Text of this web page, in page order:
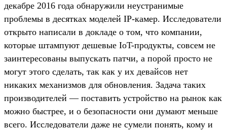
декабре 2016 года обнаружили неустранимые
проблемы в десятках моделей IP-камер. Исследователи
открыто написали в докладе о том, что компании,
которые штампуют дешевые IoT-продукты, совсем не
заинтересованы выпускать патчи, а порой просто не
могут этого сделать, так как у их девайсов нет
никаких механизмов для обновления. Задача таких
производителей — поставить устройство на рынок как
можно быстрее, и о безопасности они думают меньше
всего. Исследователи даже не сумели понять, кому и